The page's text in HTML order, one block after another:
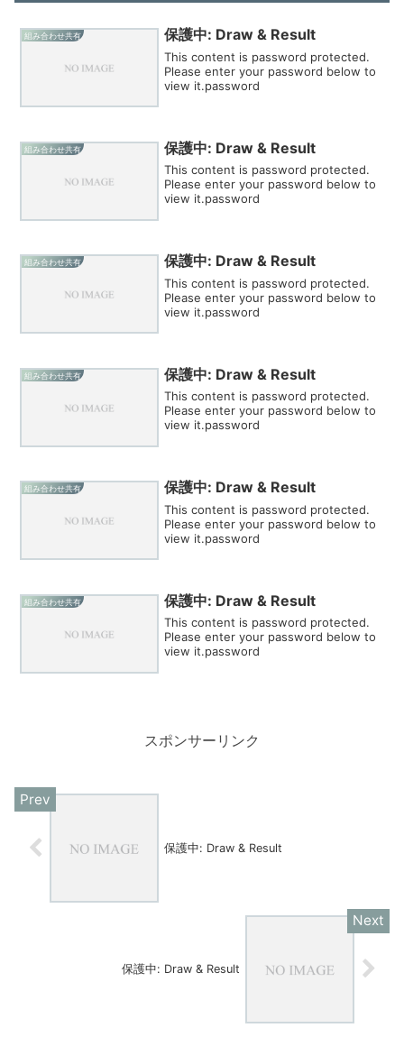
組み合わせ共有 保護中: Draw & Result
This content is password protected.
Please enter your password below to
view it.password
組み合わせ共有 保護中: Draw & Result
This content is password protected.
Please enter your password below to
view it.password
組み合わせ共有 保護中: Draw & Result
This content is password protected.
Please enter your password below to
view it.password
組み合わせ共有 保護中: Draw & Result
This content is password protected.
Please enter your password below to
view it.password
組み合わせ共有 保護中: Draw & Result
This content is password protected.
Please enter your password below to
view it.password
組み合わせ共有 保護中: Draw & Result
This content is password protected.
Please enter your password below to
view it.password
スポンサーリンク
保護中: Draw & Result
保護中: Draw & Result